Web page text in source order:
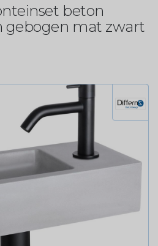
beton
gebogen mat zwart